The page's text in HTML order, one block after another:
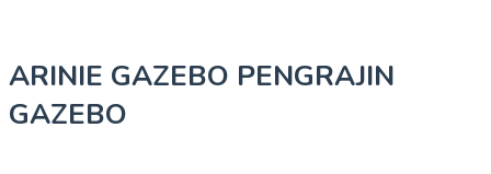
ARINIE GAZEBO PENGRAJIN
GAZEBO